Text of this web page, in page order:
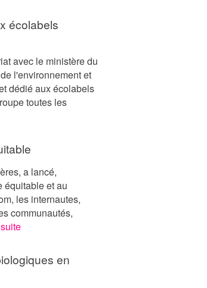
écolabels
avec le ministère du
l'environnement et
dédié aux écolabels
toutes les
a lancé,
équitable et au
les internautes,
communautés,
en